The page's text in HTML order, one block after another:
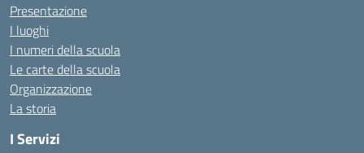
Presentazione
I luoghi
I numeri della scuola
Le carte della scuola
Organizzazione
La storia
I Servizi